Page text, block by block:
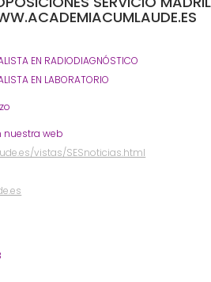
EN RADIODIAGNÓSTICO
EN LABORATORIO
nuestra web
vistas/SESnoticias.html